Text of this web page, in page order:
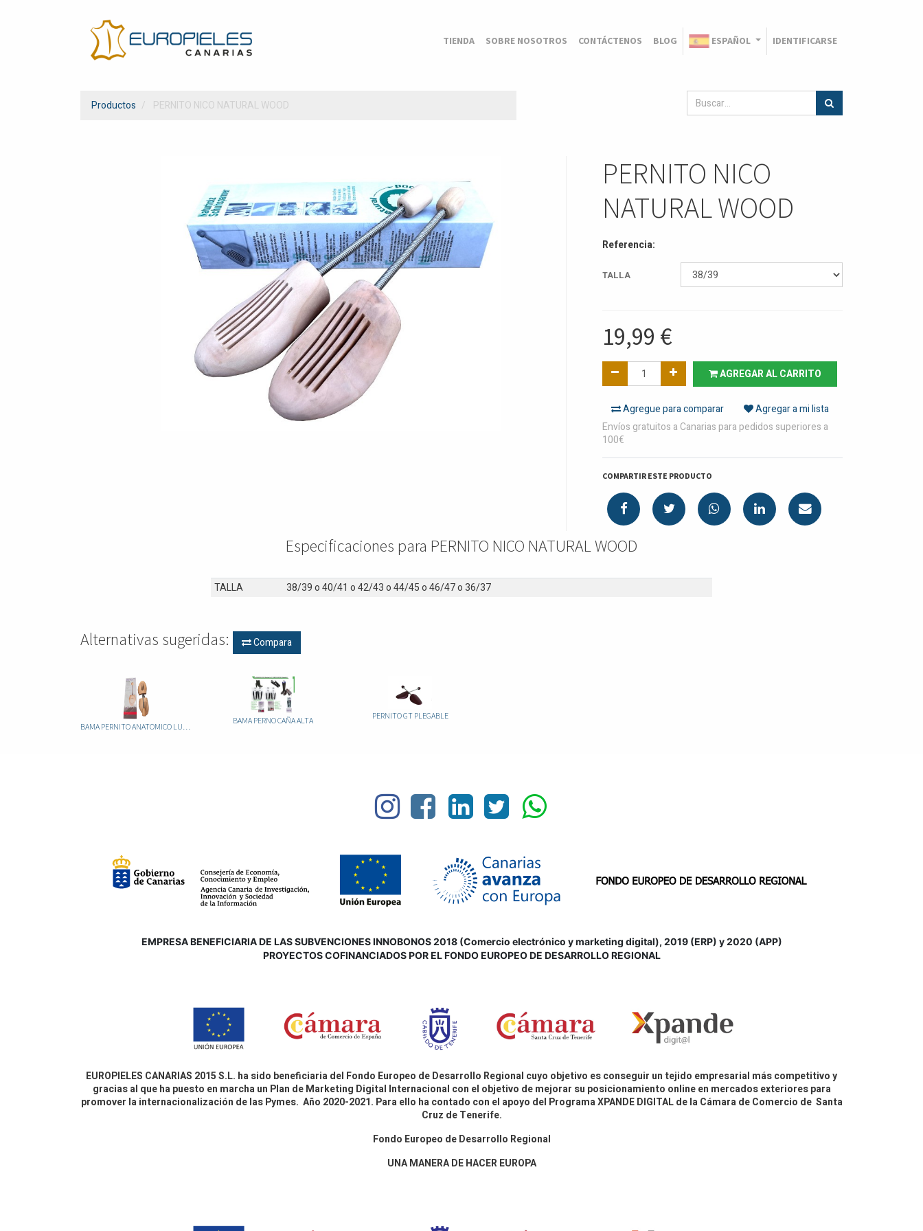
TIENDA SOBRE NOSOTROS CONTÁCTENOS BLOG ESPAÑOL IDENTIFICARSE
Productos PERNITO NICO NATURAL WOOD
PERNITO NICO
NATURAL WOOD
Referencia:
TALLA
19,99 €
AGREGAR AL CARRITO
Agregue para comparar
Agregar a mi lista
Envíos gratuitos a Canarias para pedidos superiores a
100€
COMPARTIR ESTE PRODUCTO
Especificaciones para PERNITO NICO NATURAL WOOD
TALLA 38/39o40/41 o42/43o44/45o46/47o36/37
Alternativas sugeridas: Compara
BAMA PERNO CAÑA ALTA PERNITO GT PLEGABLE
EMPRESA BENEFICIARIA DE LAS SUBVENCIONES INNOBONOS 2018 (Comercio electrónico y marketing digital), 2019 (ERP) y 2020 (APP)
PROYECTOS COFINANCIADOS POR EL FONDO EUROPEO DE DESARROLLO REGIONAL
EUROPIELES CANARIAS 2015 S.L. ha sido beneficiaria del Fondo Europeo de Desarrollo Regional cuyo objetivo es conseguir un tejido empresarial más competitivo y
gracias al que ha puesto en marcha un Plan de Marketing Digital Internacional con el objetivo de mejorar su posicionamiento online en mercados exteriores para
promover la internacionalización de las Pymes. Año 2020-2021. Para ello ha contado con el apoyo del Programa XPANDE DIGITAL de la Cámara de Comercio de Santa
Cruz de Tenerife.
Fondo Europeo de Desarrollo Regional
UNA MANERA DE HACER EUROPA